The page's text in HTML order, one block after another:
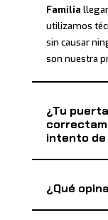
Familia
utilizamos
sin causar
son nuestra
¿Tu
intento de
¿Qué